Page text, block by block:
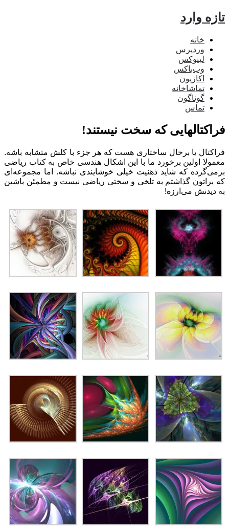
وارد
خانه
وردپرس
لینوکس
وب‌باکس
اکازیون
تماشاخانه
گوناگون
تماس
که سخت نیستند!
یا برخال ساختاری هست که هر جزء با کلش متشابه باشه.
اولین برخورد ما با این اشکال هندسی خاص به کتاب ریاضی
که شاید ذهنیت خیلی خوشایندی نباشه. اما مجموعه‌ای
گذاشتم به تلخی و سختی ریاضی نیست و مطمئن باشین
می‌ارزه!